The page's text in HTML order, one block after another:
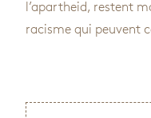
l’apartheid, restent
racisme qui peuvent